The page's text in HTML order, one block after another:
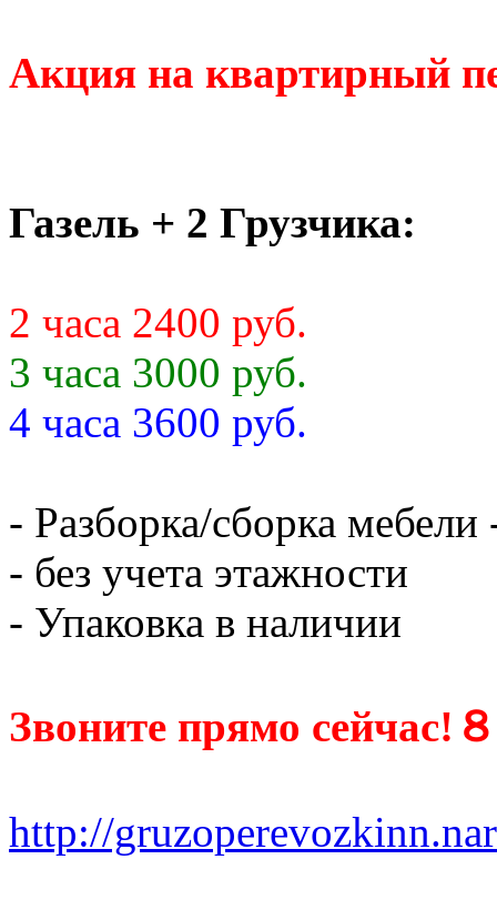
Акция на квартирный
Газель + 2 Грузчика:
2 часа 2400 руб.
3 часа 3000 руб.
4 часа 3600 руб.
- Разборка/сборка мебели
- без учета этажности
- Упаковка в наличии
Звоните прямо сейчас!
http://